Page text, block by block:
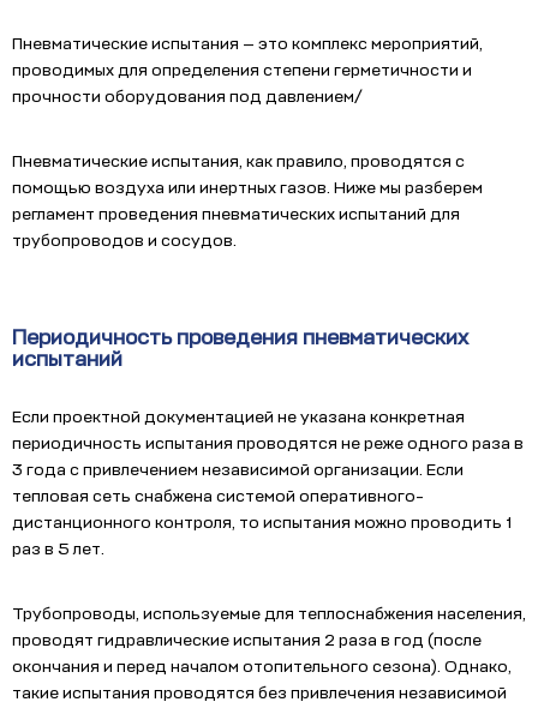
Пневматические испытания — это комплекс мероприятий,
проводимых для определения степени герметичности и
прочности оборудования под давлением/
Пневматические испытания, как правило, проводятся с
помощью воздуха или инертных газов. Ниже мы разберем
регламент проведения пневматических испытаний для
трубопроводов и сосудов.
Периодичность проведения пневматических
испытаний
Если проектной документацией не указана конкретная
периодичность испытания проводятся не реже одного раза в
3 года с привлечением независимой организации. Если
тепловая сеть снабжена системой оперативного-
дистанционного контроля, то испытания можно проводить 1
раз в 5 лет.
Трубопроводы, используемые для теплоснабжения населения,
проводят гидравлические испытания 2 раза в год (после
окончания и перед началом отопительного сезона). Однако,
такие испытания проводятся без привлечения независимой